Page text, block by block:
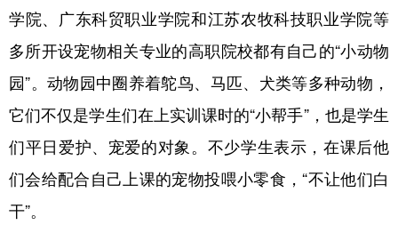
学院、广东科贸职业学院和江苏农牧科技职业学院等
多所开设宠物相关专业的高职院校都有自己的“小动物
园”。动物园中圈养着鸵鸟、马匹、犬类等多种动物，
它们不仅是学生们在上实训课时的“小帮手”，也是学生
们平日爱护、宠爱的对象。不少学生表示，在课后他
们会给配合自己上课的宠物投喂小零食，“不让他们白
干”。